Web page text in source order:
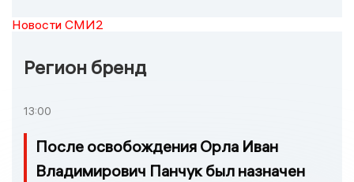
Новости СМИ2
Регион бренд
13:00
После освобождения Орла Иван
Владимирович Панчук был назначен